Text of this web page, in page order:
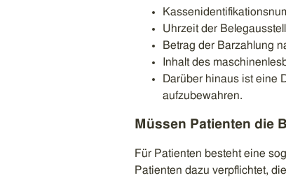
Uhrzeit der
Betrag der Barzahlung
Inhalt des
Darüber hinaus ist eine
aufzubewahren.
Müssen Patienten die
Für Patienten besteht eine
Patienten dazu verpflichtet,